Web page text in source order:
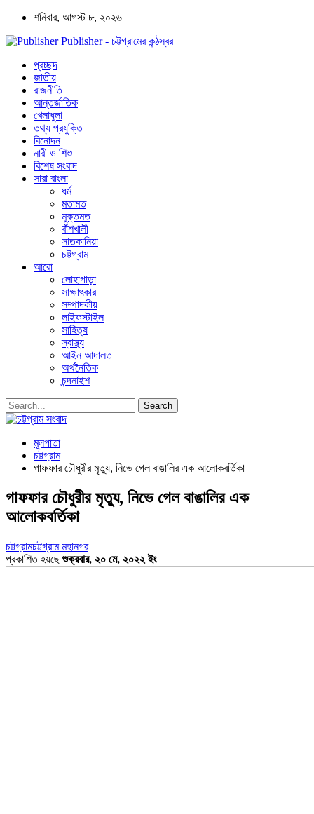
শনিবার, আগস্ট ৮, ২০২৬
Publisher - চট্টগ্রামের কন্ঠস্বর
প্রচ্ছদ
জাতীয়
রাজনীতি
আন্তর্জাতিক
খেলাধুলা
তথ্য প্রযুক্তি
বিনোদন
নারী ও শিশু
বিশেষ সংবাদ
সারা বাংলা
ধর্ম
মতামত
মুক্তমত
বাঁশখালী
সাতকানিয়া
চট্টগ্রাম
আরো
লোহাগাড়া
সাক্ষাৎকার
সম্পাদকীয়
লাইফস্টাইল
সাহিত্য
স্বাস্থ্য
আইন আদালত
অর্থনৈতিক
চন্দনাইশ
মূলপাতা
চট্টগ্রাম
গাফফার চৌধুরীর মৃত্যু, নিভে গেল বাঙালির এক আলোকবর্তিকা
গাফফার চৌধুরীর মৃত্যু, নিভে গেল বাঙালির এক
আলোকবর্তিকা
চট্টগ্রামচট্টগ্রাম মহানগর
প্রকাশিত হয়ছেশুক্রবার, ২০ মে, ২০২২ ইং